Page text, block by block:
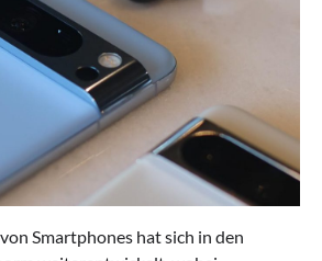
Smartphones hat sich in den